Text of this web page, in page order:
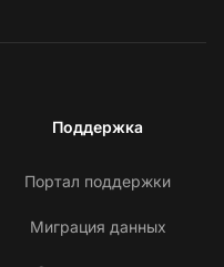
Поддержка
Портал поддержки
Миграция данных